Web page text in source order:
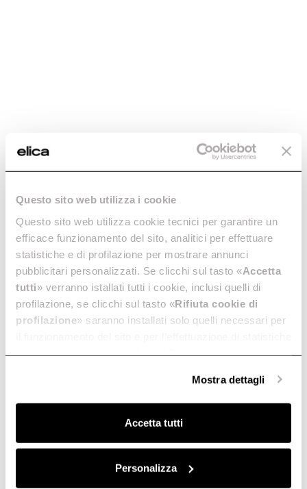
Questo sito web utilizza i cookie
Questo sito web utilizza cookie tecnici per garantire un
efficace funzionamento del sito, analitici per effettuare
statistiche e di profilazione per mostrare annunci
pubblicitari personalizzati. Se clicchi sul tasto «Accetta
tutti» verranno istallati tutti i cookie, inclusi quelli di
profilazione, se clicchi sul tasto «Rifiuta cookie di
profilazione» saranno installati solo quelli necessari per
anonime, mentre se clicchi su «Personalizza», potrai
Clicca quiper visualizzare la cookie policy.
Mostra dettagli
Accetta tutti
Personalizza